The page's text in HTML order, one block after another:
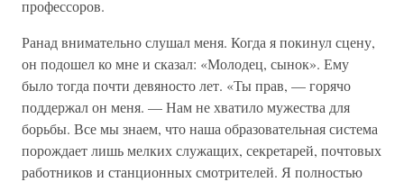
профессоров.
Ранад внимательно слушал меня. Когда я покинул сцену,
он подошел ко мне и сказал: «Молодец, сынок». Ему
было тогда почти девяносто лет. «Ты прав, — горячо
поддержал он меня. — Нам не хватило мужества для
борьбы. Все мы знаем, что наша образовательная система
порождает лишь мелких служащих, секретарей, почтовых
работников и станционных смотрителей. Я полностью